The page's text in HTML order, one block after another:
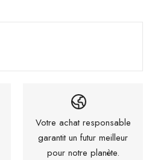
Votre achat responsable
garantit un futur meilleur
pour notre planète.